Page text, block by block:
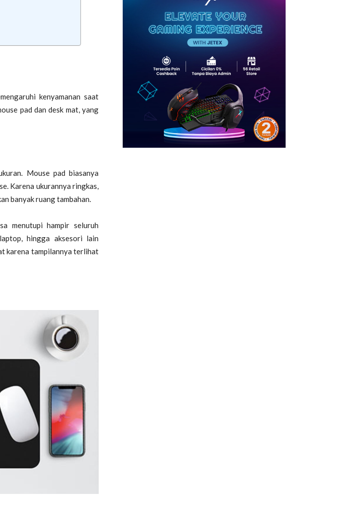
kenyamanan saat
pad dan desk mat, yang
Mouse pad biasanya
Karena ukurannya ringkas,
banyak ruang tambahan.
menutupi hampir seluruh
hingga aksesori lain
karena tampilannya terlihat